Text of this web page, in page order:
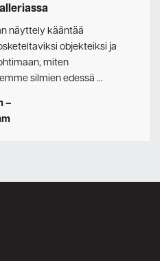
näyttely kääntää
objekteiksi ja
miten
silmien edessä …
–